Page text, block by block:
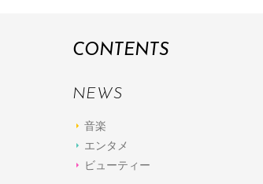
CONTENTS
NEWS
音楽
エンタメ
ビューティー